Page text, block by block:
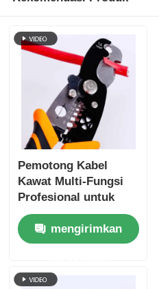
Rumah
Produk
Tentang kita
Wisata pabrik
Kontrol kualitas
Pemotong Kabel
Kawat Multi-Fungsi
Profesional untuk
Pekerjaan Listrik
mengirimkan